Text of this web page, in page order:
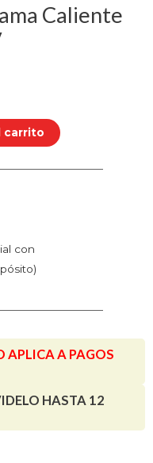
Caliente
carrito
con
APLICA A PAGOS
HASTA 12